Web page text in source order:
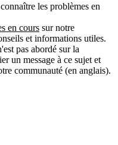
les problèmes en
en cours sur notre
et informations utiles.
pas abordé sur la
un message à ce sujet et
communauté (en anglais).